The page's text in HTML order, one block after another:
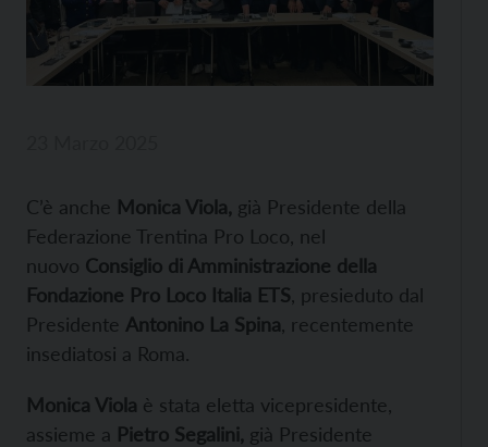
C’è anche Monica Viola, già Presidente della
Federazione Trentina Pro Loco, nel
nuovo Consiglio di Amministrazione della
Fondazione Pro Loco Italia ETS , presieduto dal
Presidente Antonino La Spina , recentemente
insediatosi a Roma.
Monica Viola è stata eletta vicepresidente,
assieme a Pietro Segalini, già Presidente